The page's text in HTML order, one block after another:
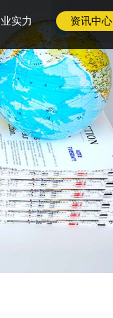
实力 资讯中心